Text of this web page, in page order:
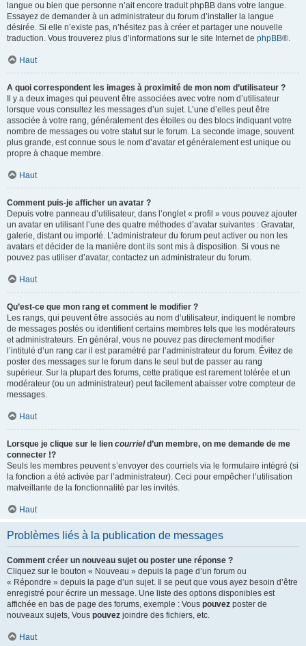
langue ou bien que personne n’ait encore traduit phpBB dans votre langue.
Essayez de demander à un administrateur du forum d’installer la langue
désirée. Si elle n’existe pas, n’hésitez pas à créer et partager une nouvelle
traduction. Vous trouverez plus d’informations sur le site Internet de phpBB®.
Haut
A quoi correspondent les images à proximité de mon nom d’utilisateur ?
Il y a deux images qui peuvent être associées avec votre nom d’utilisateur
lorsque vous consultez les messages d’un sujet. L’une d’elles peut être
associée à votre rang, généralement des étoiles ou des blocs indiquant votre
nombre de messages ou votre statut sur le forum. La seconde image, souvent
plus grande, est connue sous le nom d’avatar et généralement est unique ou
propre à chaque membre.
Haut
Comment puis-je afficher un avatar ?
Depuis votre panneau d’utilisateur, dans l’onglet « profil » vous pouvez ajouter
un avatar en utilisant l’une des quatre méthodes d’avatar suivantes : Gravatar,
galerie, distant ou importé. L’administrateur du forum peut activer ou non les
avatars et décider de la manière dont ils sont mis à disposition. Si vous ne
pouvez pas utiliser d’avatar, contactez un administrateur du forum.
Haut
Qu’est-ce que mon rang et comment le modifier ?
Les rangs, qui peuvent être associés au nom d’utilisateur, indiquent le nombre
de messages postés ou identifient certains membres tels que les modérateurs
et administrateurs. En général, vous ne pouvez pas directement modifier
l’intitulé d’un rang car il est paramétré par l’administrateur du forum. Évitez de
poster des messages sur le forum dans le seul but de passer au rang
supérieur. Sur la plupart des forums, cette pratique est rarement tolérée et un
modérateur (ou un administrateur) peut facilement abaisser votre compteur de
messages.
Haut
Lorsque je clique sur le lien courrield’un membre, on me demande de me
connecter !?
Seuls les membres peuvent s’envoyer des courriels via le formulaire intégré (si
la fonction a été activée par l’administrateur). Ceci pour empêcher l’utilisation
malveillante de la fonctionnalité par les invités.
Haut
Problèmes liés à la publication de messages
Comment créer un nouveau sujet ou poster une réponse ?
Cliquez sur le bouton « Nouveau » depuis la page d’un forum ou
« Répondre » depuis la page d’un sujet. Il se peut que vous ayez besoin d’être
enregistré pour écrire un message. Une liste des options disponibles est
affichée en bas de page des forums, exemple : Vous pouvez poster de
nouveaux sujets, Vous pouvez joindre des fichiers, etc.
Haut